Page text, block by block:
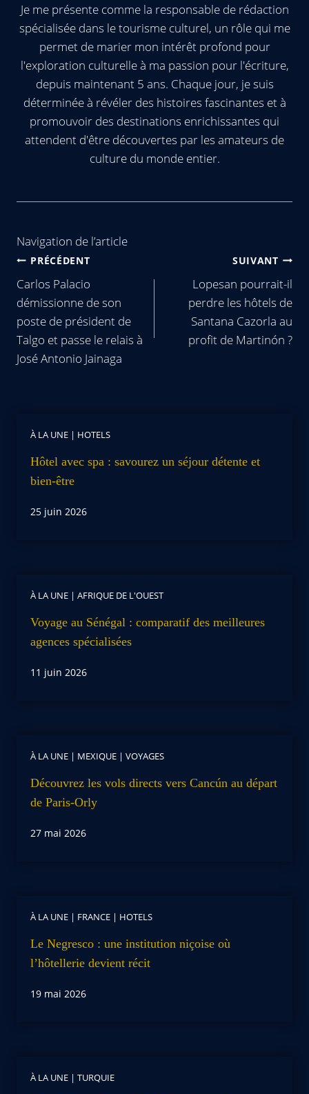
Je me présente comme la responsable de rédaction
spécialisée dans le tourisme culturel, un rôle qui me
permet de marier mon intérêt profond pour
l'exploration culturelle à ma passion pour l'écriture,
depuis maintenant 5 ans. Chaque jour, je suis
déterminée à révéler des histoires fascinantes et à
promouvoir des destinations enrichissantes qui
attendent d'être découvertes par les amateurs de
culture du monde entier.
Navigation de l’article
PRÉCÉDENT
Carlos Palacio
démissionne de son
poste de président de
Talgo et passe le relais à
José Antonio Jainaga
SUIVANT
Lopesan pourrait-il
perdre les hôtels de
Santana Cazorla au
profit de Martinón ?
À LA UNE | HOTELS
Hôtel avec spa : savourez un séjour détente et
bien-être
25 juin 2026
À LA UNE | AFRIQUE DE L'OUEST
Voyage au Sénégal : comparatif des meilleures
agences spécialisées
11 juin 2026
À LA UNE | MEXIQUE | VOYAGES
Découvrez les vols directs vers Cancún au départ
de Paris-Orly
27 mai 2026
À LA UNE | FRANCE | HOTELS
Le Negresco : une institution niçoise où
l’hôtellerie devient récit
19 mai 2026
À LA UNE | TURQUIE